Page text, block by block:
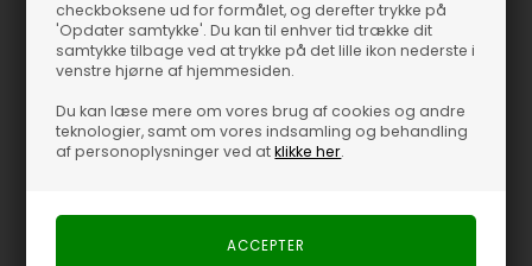
checkboksene ud for formålet, og derefter trykke på
'Opdater samtykke'. Du kan til enhver tid trække dit
samtykke tilbage ved at trykke på det lille ikon nederste i
venstre hjørne af hjemmesiden.
Du kan læse mere om vores brug af cookies og andre
teknologier, samt om vores indsamling og behandling
af personoplysninger ved atklikke her.
Derfor bliver den hurtigt en favorit: udtrykket er klassisk, hætten
giver ekstra læ, og det diskrete design gør den nem at variere. En
praktisk jakke, der samtidig føles som en gennemført tilføjelse til
garderoben.